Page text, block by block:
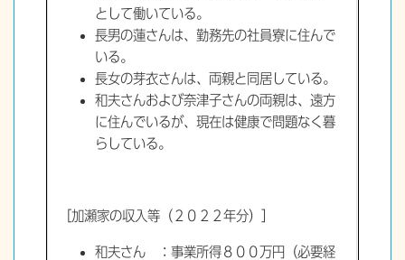
として働いている。
長男の蓮さんは、勤務先の社員寮に住んで
いる。
長女の芽衣さんは、両親と同居している。
和夫さんおよび奈津子さんの両親は、遠方
に住んでいるが、現在は健康で問題なく暮
らしている。
［加瀬家の収入等（２０２２年分）］
和夫さん ：事業所得８００万円（必要経